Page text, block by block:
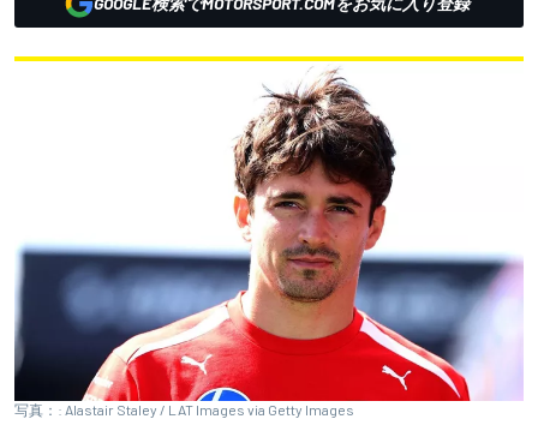
写真：: Alastair Staley / LAT Images via Getty Images